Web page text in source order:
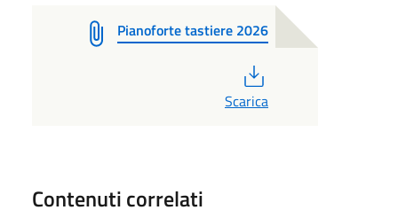
Pianoforte tastiere 2026
Scarica
Contenuti correlati